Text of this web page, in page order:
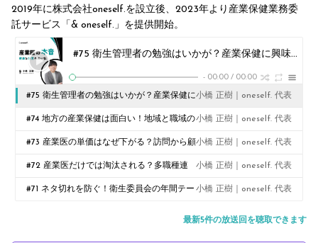
2019年に株式会社oneself.を設立後、2023年より産業保健業務委
託サービス「& oneself.」を提供開始。
#75 衛生管理者の勉強はいかが？産業保健に興味がある医療職の方へ
- 00:00 / 00:00
#75 衛生管理者の勉強はいかが？産業保健に
興味がある医療職の方へ
小橋 正樹｜oneself. 代表
#74 地方の産業保健は面白い！地域と職域の
あいだで「愛」を叫ぶ
小橋 正樹｜oneself. 代表
#73 産業医の単価はなぜ下がる？訪問から顧
問へのシフトチェンジ
小橋 正樹｜oneself. 代表
#72 産業医だけでは淘汰される？多職種連
携に潜むリアルな危機感
小橋 正樹｜oneself. 代表
#71 ネタ切れを防ぐ！衛生委員会の年間テー 小橋 正樹｜oneself. 代表
最新5件の放送回を聴取できます